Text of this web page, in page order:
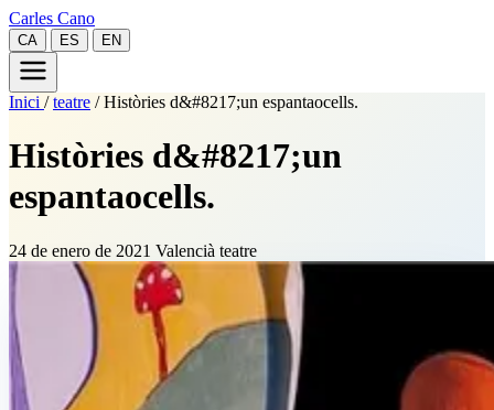
Carles Cano
CA ES EN
Inici / teatre / Històries d&#8217;un espantaocells.
Històries d&#8217;un
espantaocells.
24 de enero de 2021 Valencià teatre